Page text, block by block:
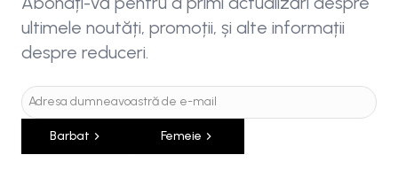
ultimele noutăți, promoții, și alte informații
despre reduceri.
Barbat Femeie